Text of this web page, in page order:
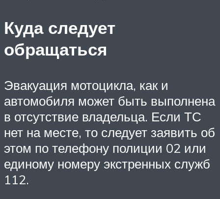
Куда следует
обращаться
Эвакуация мотоцикла, как и
автомобиля может быть выполнена
в отсутствие владельца. Если ТС
нет на месте, то следует заявить об
этом по телефону полиции 02 или
единому номеру экстренных служб
112.